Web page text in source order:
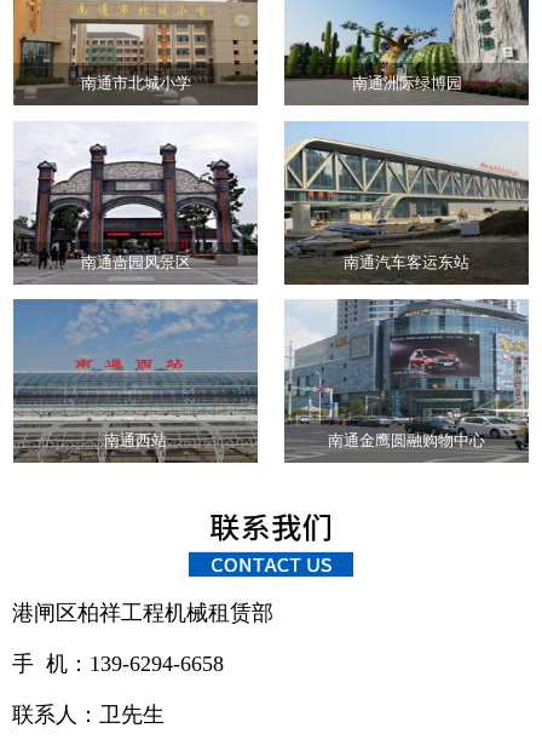
南通市北城小学 南通洲际绿博园
南通啬园风景区 南通汽车客运东站
南通西站 南通金鹰圆融购物中心
港闸区柏祥工程机械租赁部
手 机：139-6294-6658
联系人：卫先生